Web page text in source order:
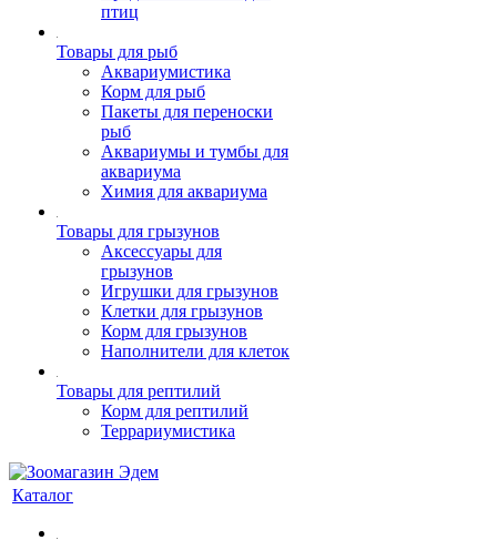
птиц
Товары для рыб
Аквариумистика
Корм для рыб
Пакеты для переноски
рыб
Аквариумы и тумбы для
аквариума
Химия для аквариума
Товары для грызунов
Аксессуары для
грызунов
Игрушки для грызунов
Клетки для грызунов
Корм для грызунов
Наполнители для клеток
Товары для рептилий
Корм для рептилий
Террариумистика
Каталог